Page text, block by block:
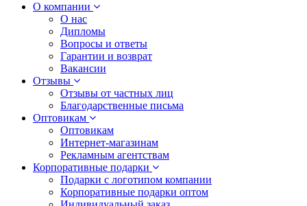
О компании
О нас
Дипломы
Вопросы и ответы
Гарантии и возврат
Вакансии
Отзывы
Отзывы от частных лиц
Благодарственные письма
Оптовикам
Оптовикам
Интернет-магазинам
Рекламным агентствам
Корпоративные подарки
Подарки с логотипом компании
Корпоративные подарки оптом